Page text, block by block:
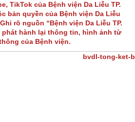
TikTok của Bệnh viện Da Liễu TP.
bản quyền của Bệnh viện Da Liễu
rõ nguồn “Bệnh viện Da Liễu TP.
phát hành lại thông tin, hình ảnh từ
của Bệnh viện.